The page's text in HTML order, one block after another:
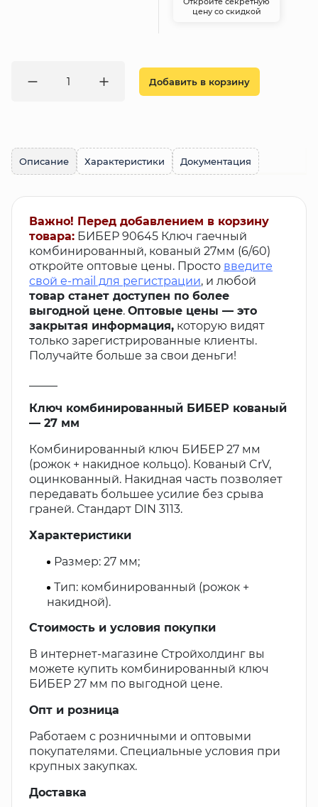
цену со скидкой
Добавить в корзину
Описание Характеристики Документация
Важно! Перед добавлением в корзину
товара: БИБЕР 90645 Ключ гаечный
комбинированный, кованый 27мм (6/60)
откройте оптовые цены. Просто введите
свой e-mail для регистрации, и любой
товар станет доступен по более
выгодной цене. Оптовые цены — это
закрытая информация, которую видят
только зарегистрированные клиенты.
Получайте больше за свои деньги!
Ключ комбинированный БИБЕР кованый
— 27 мм
Комбинированный ключ БИБЕР 27 мм
(рожок + накидное кольцо). Кованый CrV,
оцинкованный. Накидная часть позволяет
передавать большее усилие без срыва
граней. Стандарт DIN 3113.
Характеристики
Размер: 27 мм;
Тип: комбинированный (рожок +
накидной).
Стоимость и условия покупки
В интернет-магазине Стройхолдинг вы
можете купить комбинированный ключ
БИБЕР 27 мм по выгодной цене.
Опт и розница
Работаем с розничными и оптовыми
покупателями. Специальные условия при
крупных закупках.
Доставка